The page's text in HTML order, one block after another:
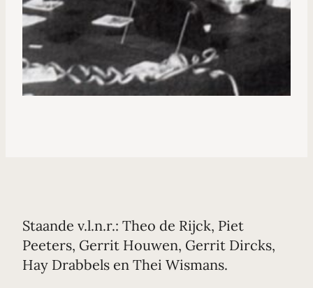
Staande v.l.n.r.: Theo de Rijck, Piet
Peeters, Gerrit Houwen, Gerrit Dircks,
Hay Drabbels en Thei Wismans.